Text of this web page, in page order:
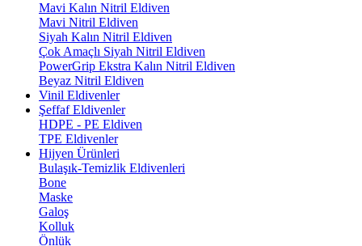
Mavi Kalın Nitril Eldiven
Mavi Nitril Eldiven
Siyah Kalın Nitril Eldiven
Çok Amaçlı Siyah Nitril Eldiven
PowerGrip Ekstra Kalın Nitril Eldiven
Beyaz Nitril Eldiven
Vinil Eldivenler
Şeffaf Eldivenler
HDPE - PE Eldiven
TPE Eldivenler
Hijyen Ürünleri
Bulaşık-Temizlik Eldivenleri
Bone
Maske
Galoş
Kolluk
Önlük